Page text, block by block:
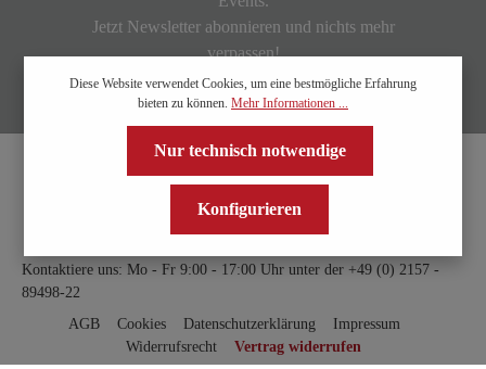
Jetzt Newsletter abonnieren und nichts mehr
verpassen!
Kontaktiere uns: Mo - Fr 9:00 - 17:00 Uhr unter der +49 (0) 2157 -
89498-22
AGB
Cookies Datenschutzerklärung
Impressum
Widerrufsrecht
Vertrag widerrufen
Diese Website verwendet Cookies, um eine bestmögliche Erfahrung
bieten zu können. Mehr Informationen ...
Nur technisch notwendige
Konfigurieren